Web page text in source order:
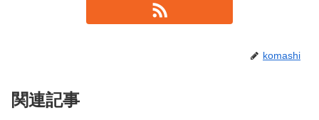
komashi
関連記事